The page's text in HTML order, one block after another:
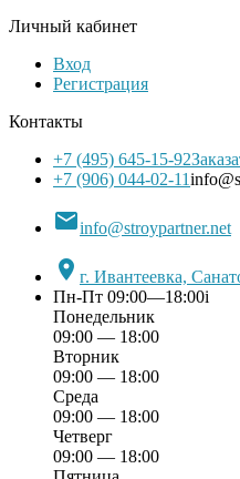
Личный кабинет
Вход
Регистрация
Контакты
+7 (495) 645-15-92
+7 (906) 044-02-11
info@stroypartner.net
 г. Ивантеевка,
Пн-Пт 09:00—18:00i
Понедельник
09:00 — 18:00
Вторник
09:00 — 18:00
Среда
09:00 — 18:00
Четверг
09:00 — 18:00